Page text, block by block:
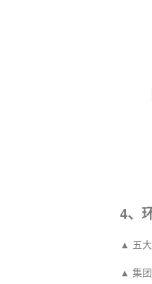
4、
▲ 五大
▲ 集